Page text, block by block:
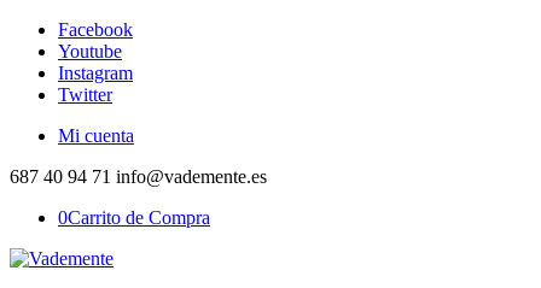
Facebook
Youtube
Instagram
Twitter
Mi cuenta
687 40 94 71 info@vademente.es
0Carrito de Compra